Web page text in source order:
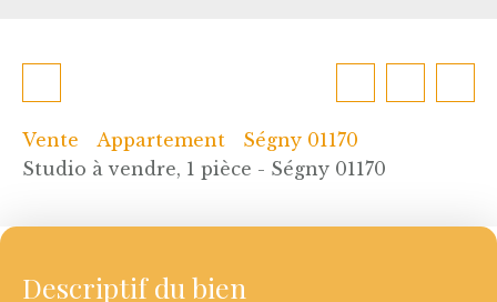
Vente Appartement
Ségny 01170
Studio à vendre, 1 pièce - Ségny 01170
Descriptif du bien